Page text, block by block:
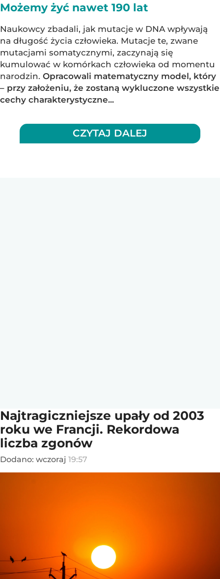
Możemy żyć nawet 190 lat
Naukowcy zbadali, jak mutacje w DNA wpływają
na długość życia człowieka. Mutacje te, zwane
mutacjami somatycznymi, zaczynają się
kumulować w komórkach człowieka od momentu
narodzin. Opracowali matematyczny model, który
– przy założeniu, że zostaną wykluczone wszystkie
cechy charakterystyczne...
CZYTAJ DALEJ
Najtragiczniejsze upały od 2003
roku we Francji. Rekordowa
liczba zgonów
Dodano: wczoraj 19:57